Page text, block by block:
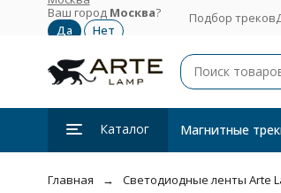
Ваш город Москва? Подбор треков
Каталог Магнитные
Главная
Светодиодные ленты Arte